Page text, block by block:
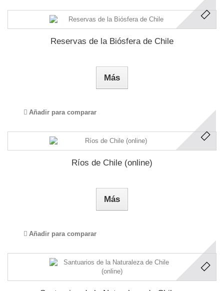
Reservas de la Biósfera de Chile
Más
Añadir para comparar
Ríos de Chile (online)
Más
Añadir para comparar